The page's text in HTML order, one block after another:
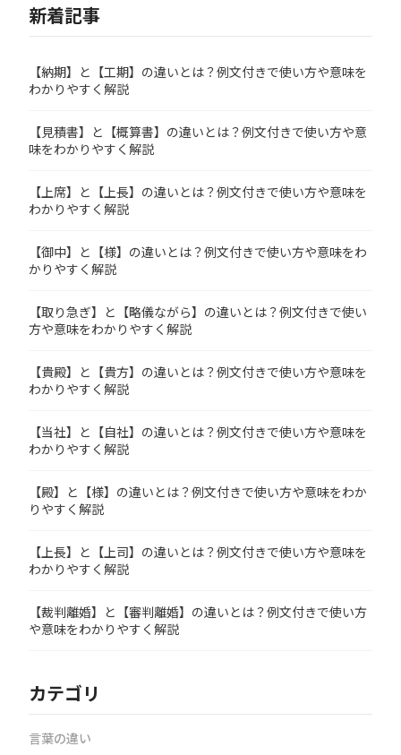
新着記事
【納期】と【工期】の違いとは？例文付きで使い方や意味を
わかりやすく解説
【見積書】と【概算書】の違いとは？例文付きで使い方や意
味をわかりやすく解説
【上席】と【上長】の違いとは？例文付きで使い方や意味を
わかりやすく解説
【御中】と【様】の違いとは？例文付きで使い方や意味をわ
かりやすく解説
【取り急ぎ】と【略儀ながら】の違いとは？例文付きで使い
方や意味をわかりやすく解説
【貴殿】と【貴方】の違いとは？例文付きで使い方や意味を
わかりやすく解説
【当社】と【自社】の違いとは？例文付きで使い方や意味を
わかりやすく解説
【殿】と【様】の違いとは？例文付きで使い方や意味をわか
りやすく解説
【上長】と【上司】の違いとは？例文付きで使い方や意味を
わかりやすく解説
【裁判離婚】と【審判離婚】の違いとは？例文付きで使い方
や意味をわかりやすく解説
カテゴリ
言葉の違い